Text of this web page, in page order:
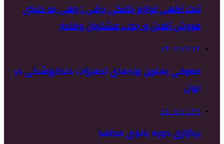
ثبت آگهی لوازم خانگی برقی : راهی به دنیای
فروش آنلاین و جذب مشتریان وفادار
۱۴۰۲/۱۲/۱۲
معرفی بهترین برندهای تجهیزات دندانپزشکی در
ایران
۱۴۰۲/۱۱/۲۹
برگزاری دوره بانوی مجاهد